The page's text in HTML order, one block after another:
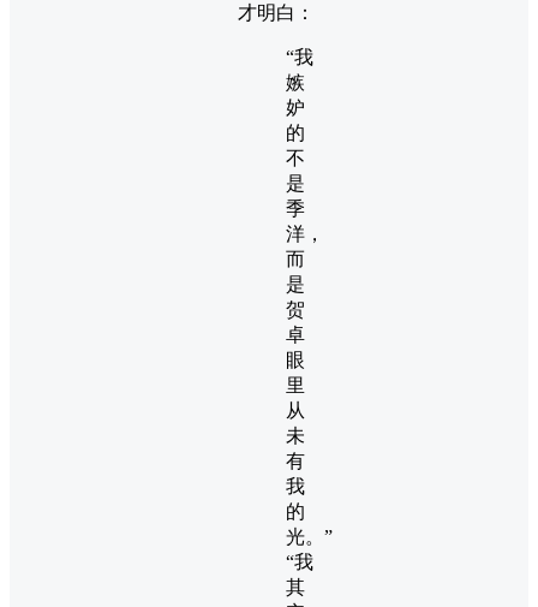
才明白：
“我
嫉
妒
的
不
是
季
洋，
而
是
贺
卓
眼
里
从
未
有
我
的
光。”
“我
其